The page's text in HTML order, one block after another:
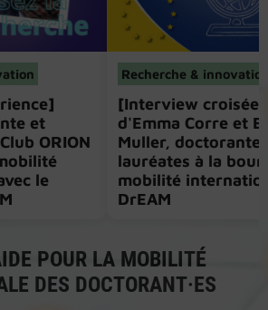
et
ORION
le
Recherche &
[Interview croisée]
d'Emma Corre et
Muller, doctorantes
lauréates à la
mobilité
DrEAM
POUR LA MOBILITÉ
DES DOCTORANT·ES